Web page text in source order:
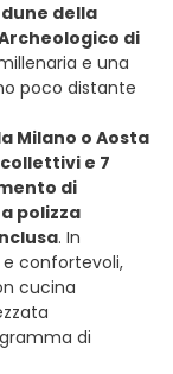
dune della
di
e una
poco distante
Milano o Aosta
e 7
di
polizza
. In
confortevoli,
cucina
di